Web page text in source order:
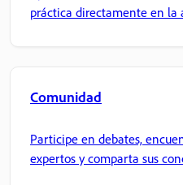
práctica directamente en la
Comunidad
Participe en debates,
expertos y comparta sus